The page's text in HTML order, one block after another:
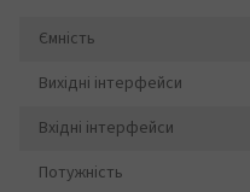
Ємність
Вихідні інтерфейси
Вхідні інтерфейси
Потужність